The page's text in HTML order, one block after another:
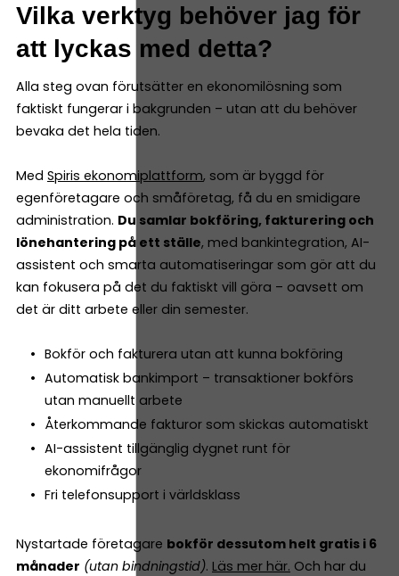
Vilka verktyg behöver jag för
att lyckas med detta?
Alla steg ovan förutsätter en ekonomilösning som
faktiskt fungerar i bakgrunden – utan att du behöver
bevaka det hela tiden.
Med Spiris ekonomiplattform, som är byggd för
egenföretagare och småföretag, få du en smidigare
administration. Du samlar bokföring, fakturering och
lönehantering på ett ställe, med bankintegration, AI-
assistent och smarta automatiseringar som gör att du
kan fokusera på det du faktiskt vill göra – oavsett om
det är ditt arbete eller din semester.
Bokför och fakturera utan att kunna bokföring
Automatisk bankimport – transaktioner bokförs
utan manuellt arbete
Återkommande fakturor som skickas automatiskt
AI-assistent tillgänglig dygnet runt för
ekonomifrågor
Fri telefonsupport i världsklass
Nystartade företagare bokför dessutom helt gratis i 6
månader (utan bindningstid). Läs mer här. Och har du